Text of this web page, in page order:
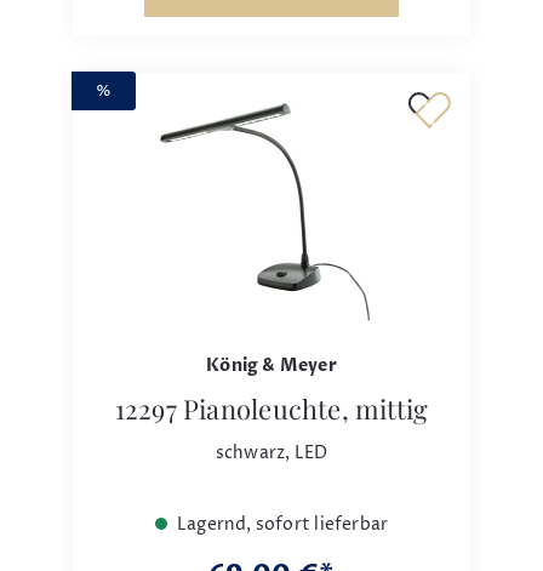
%
König & Meyer
12297 Pianoleuchte, mittig
schwarz, LED
Lagernd, sofort lieferbar